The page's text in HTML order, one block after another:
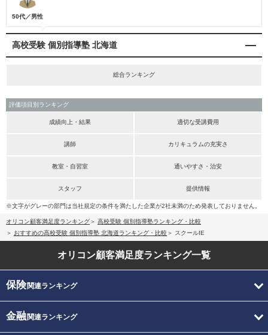
50代／男性
高校受験 個別指導塾 北海道
総合ランキング
評価項目別ランキング
成績向上・結果 適切な受講費用
講師 カリキュラムの充実さ
教室・自習室 通いやすさ・治安
スタッフ 提供情報
※文字がグレーの部門は当社規定の条件を満たした企業が2社未満のため発表しておりません。
オリコン顧客満足度ランキング
高校受験 個別指導塾ランキング・比較
おすすめの高校受験 個別指導塾 北海道ランキング・比較
スクールIE
オリコン顧客満足度ランキング一覧
保険関連ランキング
金融関連ランキング